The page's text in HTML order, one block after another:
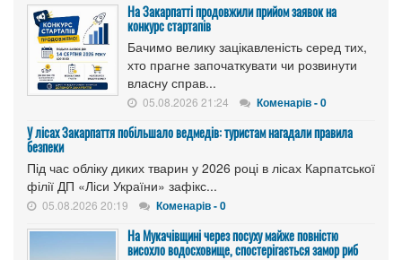
На Закарпатті продовжили прийом заявок на
конкурс стартапів
Бачимо велику зацікавленість серед тих,
хто прагне започаткувати чи розвинути
власну справ...
05.08.2026 21:24 Коменарів - 0
У лісах Закарпаття побільшало ведмедів: туристам нагадали правила
безпеки
Під час обліку диких тварин у 2026 році в лісах Карпатської
філії ДП «Ліси України» зафікс...
05.08.2026 20:19 Коменарів - 0
На Мукачівщині через посуху майже повністю
висохло водосховище, спостерігається замор риб